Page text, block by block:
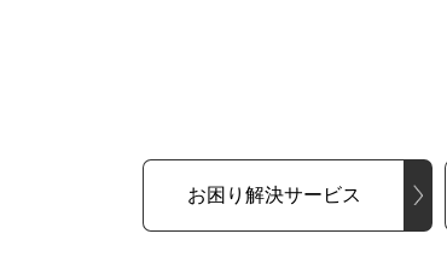
お困り解決サービス